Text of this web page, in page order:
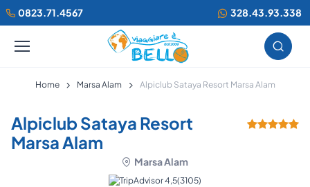
0823.71.4567 328.43.93.338
Home Marsa Alam Alpiclub Sataya Resort Marsa Alam
Alpiclub Sataya Resort
Marsa Alam
Marsa Alam
(3105)